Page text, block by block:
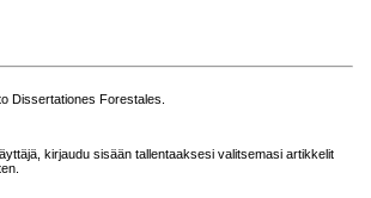
Dissertationes Forestales.
kirjaudu sisään tallentaaksesi valitsemasi artikkelit